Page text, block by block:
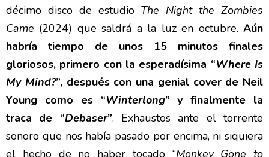
décimo disco de estudio The Night the Zombies
Came (2024) que saldrá a la luz en octubre. Aún
habría tiempo de unos 15 minutos finales
gloriosos, primero con la esperadísima “Where Is
My Mind?”, después con una genial cover de Neil
Young como es “Winterlong” y finalmente la
traca de “Debaser”. Exhaustos ante el torrente
sonoro que nos había pasado por encima, ni siquiera
el hecho de no haber tocado “Monkey Gone to